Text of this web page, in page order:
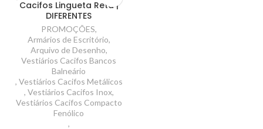
Cacifos Lingueta Reta |
DIFERENTES
PROMOÇÕES,
Armários de Escritório,
Arquivo de Desenho,
Vestiários Cacifos Bancos
Balneário
, Vestiários Cacifos Metálicos
, Vestiários Cacifos Inox,
Vestiários Cacifos Compacto
Fenólico
,